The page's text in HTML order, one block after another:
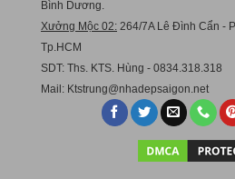
Bình Dương.
Xưởng Mộc 02: 264/7A Lê Đình Cẩn -
Tp.HCM
SDT: Ths. KTS. Hùng - 0834.318.318
Mail: Ktstrung@nhadepsaigon.net